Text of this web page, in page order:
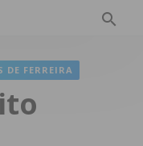
DE FERREIRA